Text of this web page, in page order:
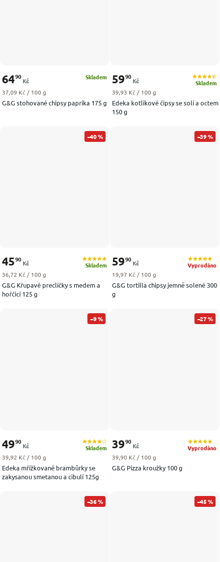
G&G stohované chipsy paprika 175 g
Skladem
6490
Kč
Měrná cena:
37,09 Kč / 100 g
Edeka kotlíkové čipsy se solí a octem
150 g
Skladem
5990
Kč
Měrná cena:
39,93 Kč / 100 g
–40 %
G&G Křupavé preclíčky s medem a
hořčicí 125 g
Skladem
4590
Kč
Měrná cena:
36,72 Kč / 100 g
–39 %
G&G tortilla chipsy jemně solené 300
g
Vyprodáno
5990
Kč
Měrná cena:
19,97 Kč / 100 g
–9 %
Edeka mřížkované brambůrky se
zakysanou smetanou a cibulí 125g
Skladem
4990
Kč
Měrná cena:
39,92 Kč / 100 g
–27 %
G&G Pizza kroužky 100 g
Vyprodáno
3990
Kč
Měrná cena:
39,90 Kč / 100 g
–36 % –45 %